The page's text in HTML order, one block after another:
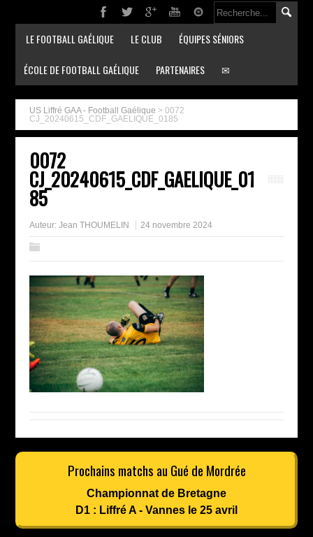
LE FOOTBALL GAÉLIQUE LE CLUB ÉQUIPES SÉNIORS
ÉCOLE DE FOOTBALL GAÉLIQUE PARTENAIRES ✉
US Liffré GAA - Football Gaélique >0072
CJ_20240615_CDF_GAELIQUE_0185
0072
CJ_20240615_CDF_GAELIQUE_01
85
Auteur:Jean THOUMELIN 24 novembre 2024
Prochains matchs au Gué de Mordrée
Championnat de Bretagne
D1 : Liffré A - Vannes le 25 avril